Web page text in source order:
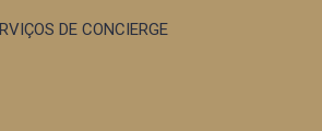
DE CONCIERGE